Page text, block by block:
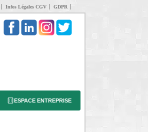
Infos Légales CGV GDPR
ESPACE ENTREPRISE